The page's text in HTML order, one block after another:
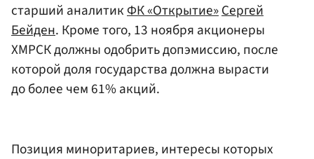
старший аналитикФК «Открытие»Сергей
Бейден. Кроме того, 13 ноября акционеры
ХМРСК должны одобрить допэмиссию, после
которой доля государства должна вырасти
до более чем 61% акций.
Позиция миноритариев, интересы которых